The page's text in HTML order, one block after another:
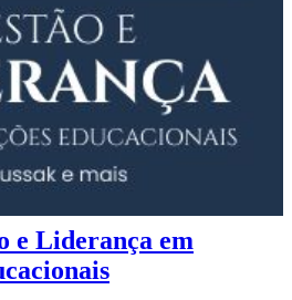
e Liderança em